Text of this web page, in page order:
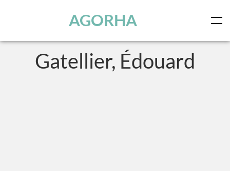
AGORHA
Gatellier, Édouard